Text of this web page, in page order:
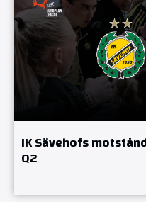
IK Sävehofs
Q2